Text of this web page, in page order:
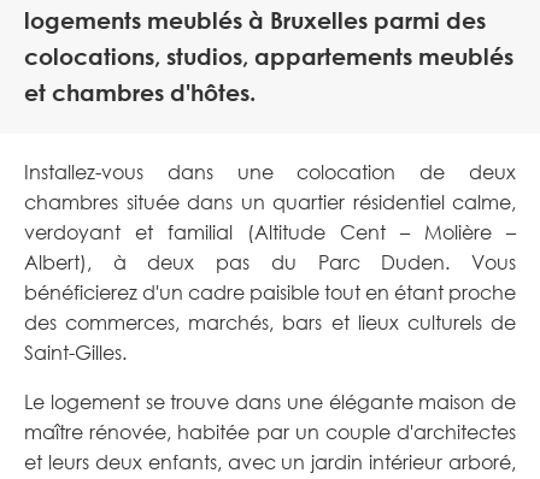
logements meublés à Bruxelles parmi des
colocations, studios, appartements meublés
et chambres d'hôtes.
Installez-vous dans une colocation de deux
chambres située dans un quartier résidentiel calme,
verdoyant et familial (Altitude Cent – Molière –
Albert), à deux pas du Parc Duden. Vous
bénéficierez d'un cadre paisible tout en étant proche
des commerces, marchés, bars et lieux culturels de
Saint-Gilles.
Le logement se trouve dans une élégante maison de
maître rénovée, habitée par un couple d'architectes
et leurs deux enfants, avec un jardin intérieur arboré,